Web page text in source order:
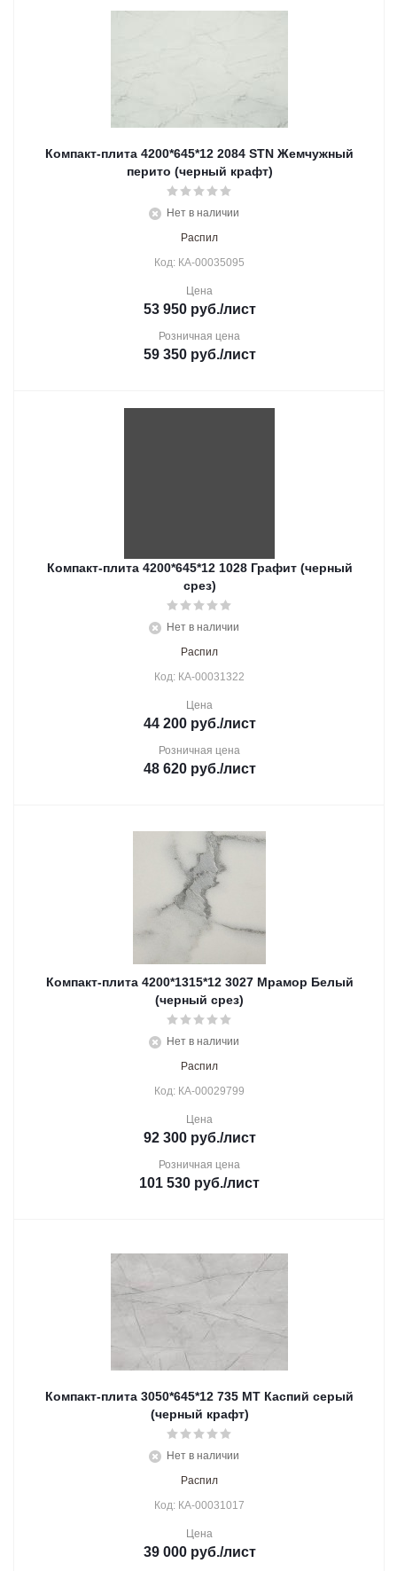
Компакт-плита 4200*645*12 2084 STN Жемчужный
перито (черный крафт)
Нет в наличии
Распил
Код: КА-00035095
Цена
53 950руб./лист
Розничная цена
59 350руб./лист
Компакт-плита 4200*645*12 1028 Графит (черный
срез)
Нет в наличии
Распил
Код: КА-00031322
Цена
44 200руб./лист
Розничная цена
48 620руб./лист
Компакт-плита 4200*1315*12 3027 Мрамор Белый
(черный срез)
Нет в наличии
Распил
Код: КА-00029799
Цена
92 300руб./лист
Розничная цена
101 530 руб./лист
Компакт-плита 3050*645*12 735 МТ Каспий серый
(черный крафт)
Нет в наличии
Распил
Код: КА-00031017
Цена
39 000руб./лист